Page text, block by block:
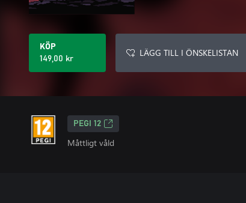
KÖP
149,00 kr
LÄGG TILL I ÖNSKELISTAN
PEGI 12
Måttligt våld